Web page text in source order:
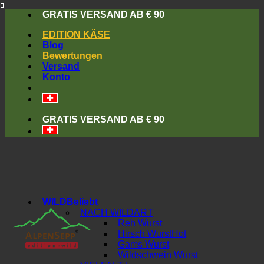
content
GRATIS VERSAND AB € 90
EDITION KÄSE
Blog
Bewertungen
Versand
Konto
GRATIS VERSAND AB € 90
WILD
NACH WILDART
Reh Wurst
Hirsch Wurst
Gams Wurst
Wildschwein Wurst